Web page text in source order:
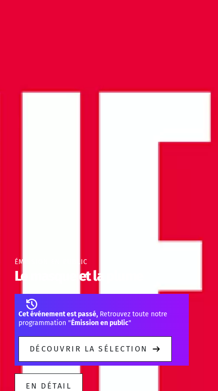
ÉMISSION EN PUBLIC
Le masque et la plume
Cet événement est passé, Retrouvez toute notre
programmation "Émission en public"
DÉCOUVRIR LA SÉLECTION
EN DÉTAIL